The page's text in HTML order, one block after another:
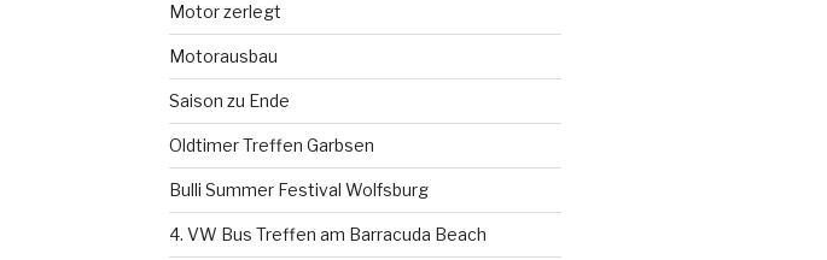
Motor zerlegt
Motorausbau
Saison zu Ende
Oldtimer Treffen Garbsen
Bulli Summer Festival Wolfsburg
4. VW Bus Treffen am Barracuda Beach